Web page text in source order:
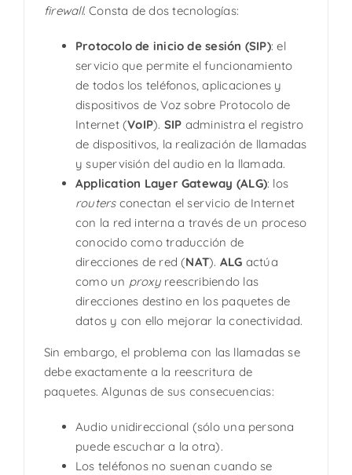
firewall. Consta de dos tecnologías:
Protocolo de inicio de sesión (SIP): el
servicio que permite el funcionamiento
de todos los teléfonos, aplicaciones y
dispositivos de Voz sobre Protocolo de
Internet (VoIP). SIP administra el registro
de dispositivos, la realización de llamadas
y supervisión del audio en la llamada.
Application Layer Gateway (ALG): los
routersconectan el servicio de Internet
con la red interna a través de un proceso
conocido como traducción de
direcciones de red (NAT). ALG actúa
como un proxyreescribiendo las
direcciones destino en los paquetes de
datos y con ello mejorar la conectividad.
Sin embargo, el problema con las llamadas se
debe exactamente a la reescritura de
paquetes. Algunas de sus consecuencias:
Audio unidireccional (sólo una persona
puede escuchar a la otra).
Los teléfonos no suenan cuando se